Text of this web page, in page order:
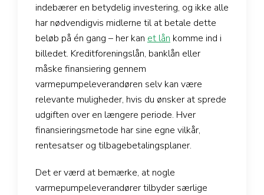
indebærer en betydelig investering, og ikke alle
har nødvendigvis midlerne til at betale dette
beløb på én gang – her kan et lån komme ind i
billedet. Kreditforeningslån, banklån eller
måske finansiering gennem
varmepumpeleverandøren selv kan være
relevante muligheder, hvis du ønsker at sprede
udgiften over en længere periode. Hver
finansieringsmetode har sine egne vilkår,
rentesatser og tilbagebetalingsplaner.
Det er værd at bemærke, at nogle
varmepumpeleverandører tilbyder særlige